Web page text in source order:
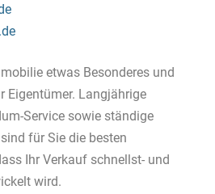
etwas Besonderes und
Eigentümer. Langjährige
Service sowie ständige
für Sie die besten
Ihr Verkauf schnellst- und
wird.